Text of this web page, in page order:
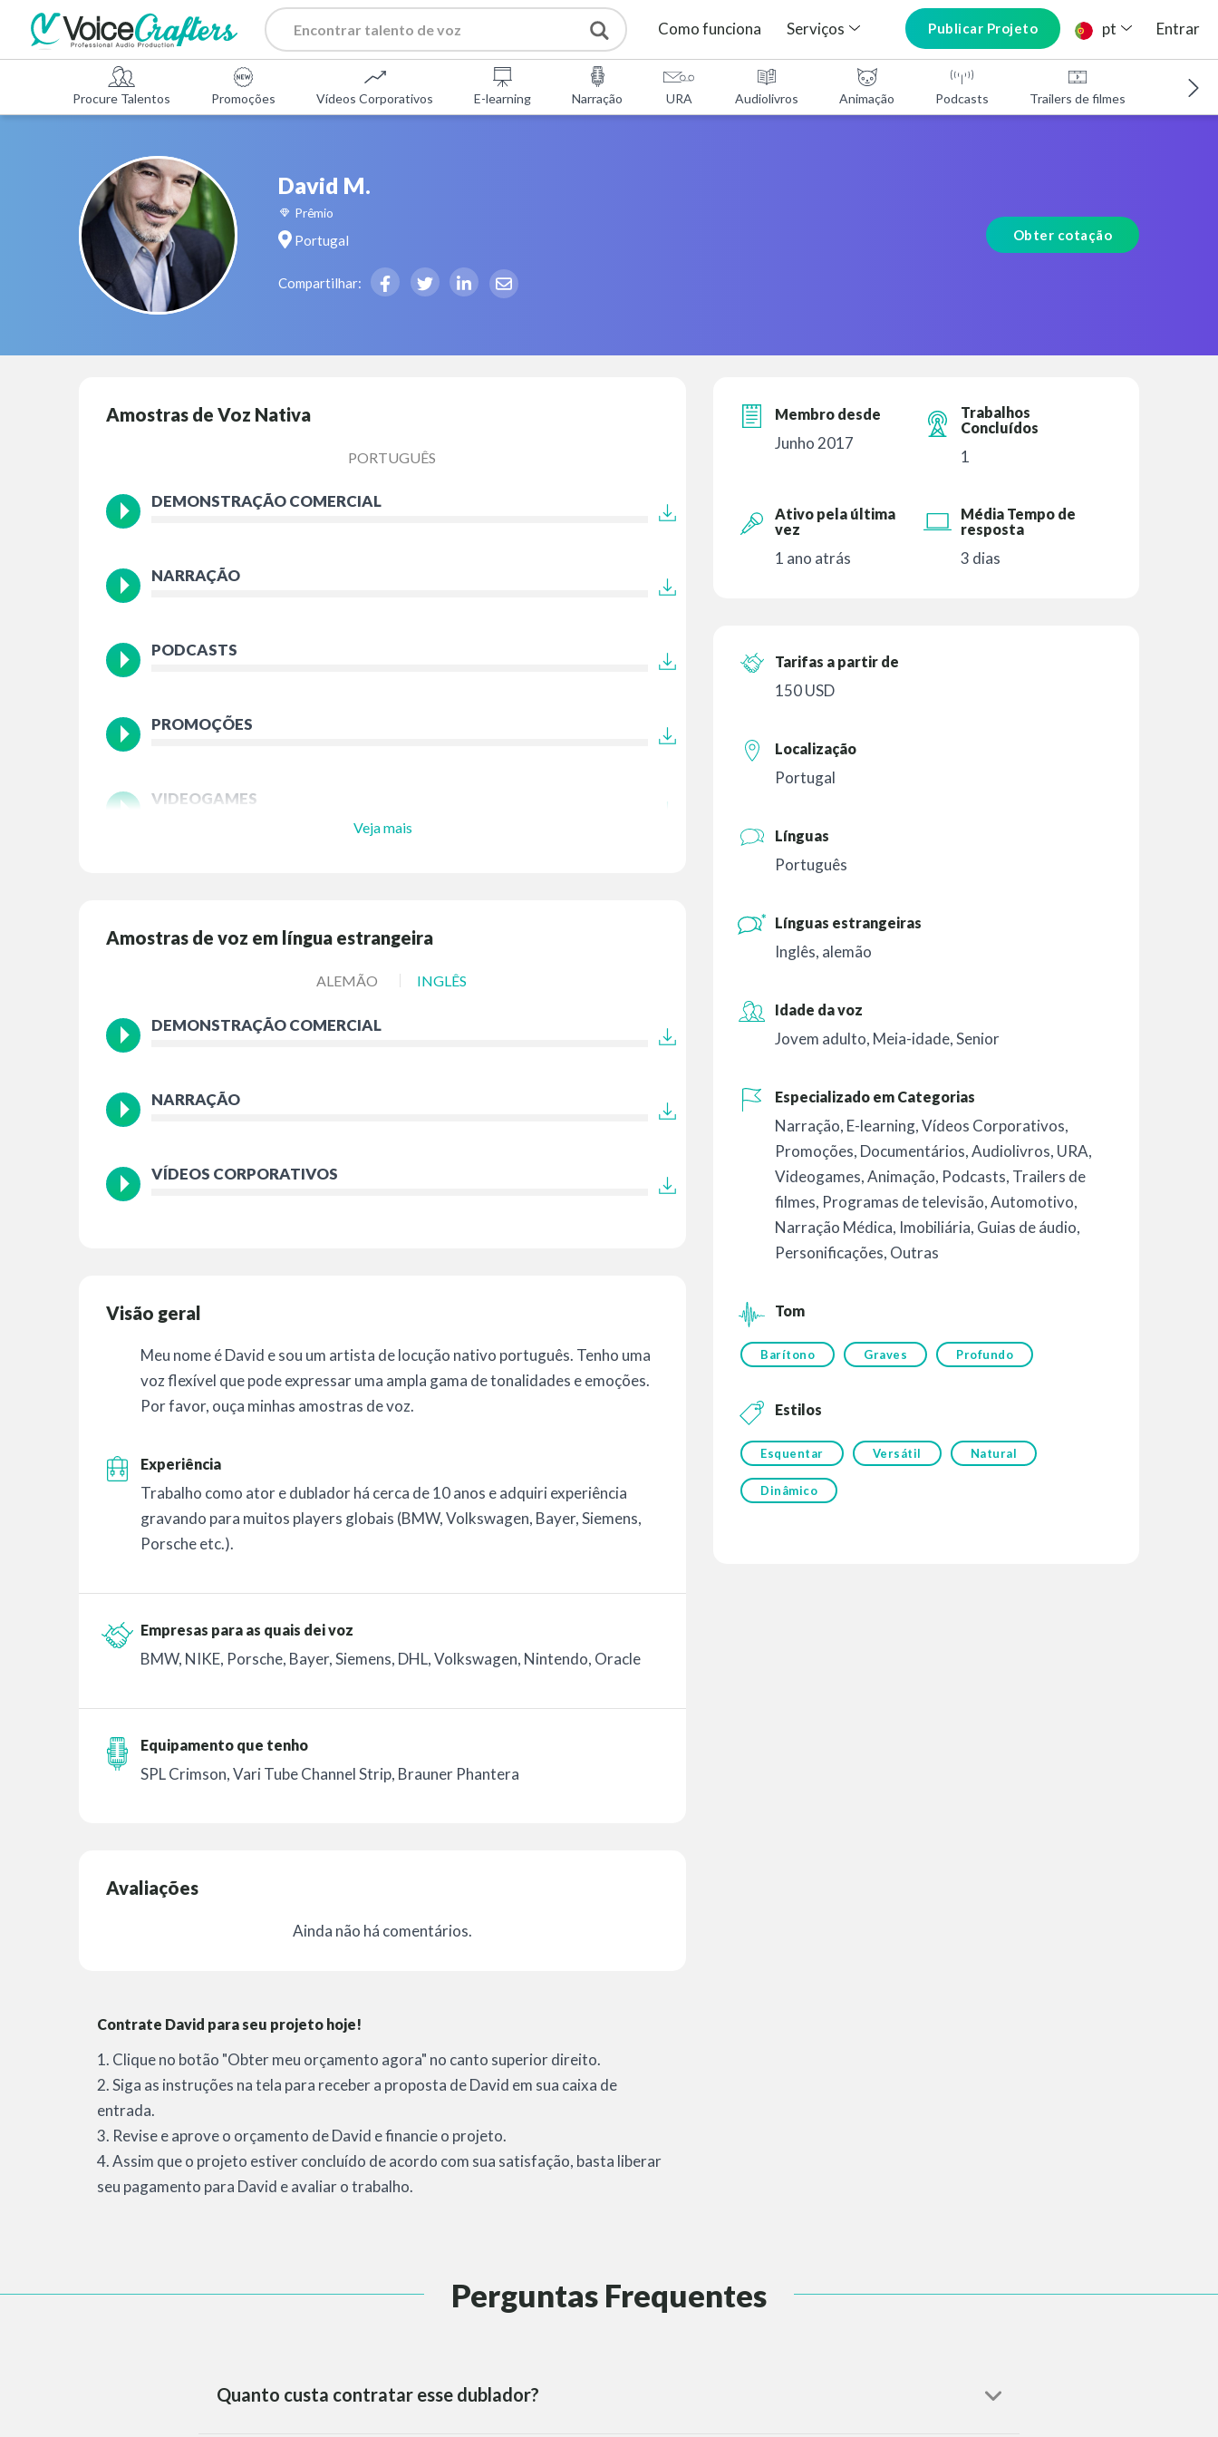
Como funciona Serviços Publicar Projeto pt Entrar
Procure Talentos Promoções Vídeos Corporativos E-learning Narração URA Audiolivros Animação Podcasts Trailers de filmes
David M.
Prêmio
Portugal
Compartilhar:
Obter cotação
Amostras de Voz Nativa
PORTUGUÊS
DEMONSTRAÇÃO COMERCIAL
NARRAÇÃO
PODCASTS
PROMOÇÕES
VIDEOGAMES
Veja mais
Amostras de voz em língua estrangeira
ALEMÃO INGLÊS
DEMONSTRAÇÃO COMERCIAL
NARRAÇÃO
VÍDEOS CORPORATIVOS
Visão geral
Meu nome é David e sou um artista de locução nativo português. Tenho uma
voz flexível que pode expressar uma ampla gama de tonalidades e emoções.
Por favor, ouça minhas amostras de voz.
Experiência
Trabalho como ator e dublador há cerca de 10 anos e adquiri experiência
gravando para muitos players globais (BMW, Volkswagen, Bayer, Siemens,
Porsche etc.).
Empresas para as quais dei voz
BMW, NIKE, Porsche, Bayer, Siemens, DHL, Volkswagen, Nintendo, Oracle
Equipamento que tenho
SPL Crimson, Vari Tube Channel Strip, Brauner Phantera
Avaliações
Ainda não há comentários.
Contrate David para seu projeto hoje!
1. Clique no botão "Obter meu orçamento agora" no canto superior direito.
2. Siga as instruções na tela para receber a proposta de David em sua caixa de
entrada.
3. Revise e aprove o orçamento de David e financie o projeto.
4. Assim que o projeto estiver concluído de acordo com sua satisfação, basta liberar
seu pagamento para David e avaliar o trabalho.
Membro desde
Junho 2017
Trabalhos
Concluídos
1
Ativo pela última
vez
1 ano atrás
Média Tempo de
resposta
3 dias
Tarifas a partir de
150 USD
Localização
Portugal
Línguas
Português
Línguas estrangeiras
Inglês, alemão
Idade da voz
Jovem adulto, Meia-idade,Senior
Especializado em Categorias
Narração, E-learning,Vídeos Corporativos,
Promoções, Documentários,Audiolivros, URA,
Videogames,Animação, Podcasts, Trailers de
filmes, Programas de televisão,Automotivo,
Narração Médica, Imobiliária, Guias de áudio,
Personificações, Outras
Tom
Barítono Graves Profundo
Estilos
Esquentar Versátil Natural
Dinâmico
Perguntas Frequentes
Quanto custa contratar esse dublador?